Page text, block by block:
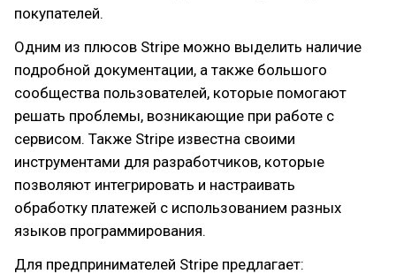
покупателей.
Одним из плюсов Stripe можно выделить наличие
подробной документации, а также большого
сообщества пользователей, которые помогают
решать проблемы, возникающие при работе с
сервисом. Также Stripe известна своими
инструментами для разработчиков, которые
позволяют интегрировать и настраивать
обработку платежей с использованием разных
языков программирования.
Для предпринимателей Stripe предлагает: